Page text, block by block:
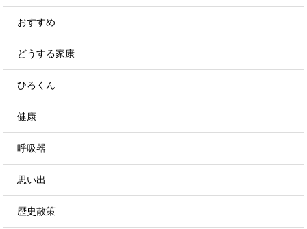
おすすめ
どうする家康
ひろくん
健康
呼吸器
思い出
歴史散策